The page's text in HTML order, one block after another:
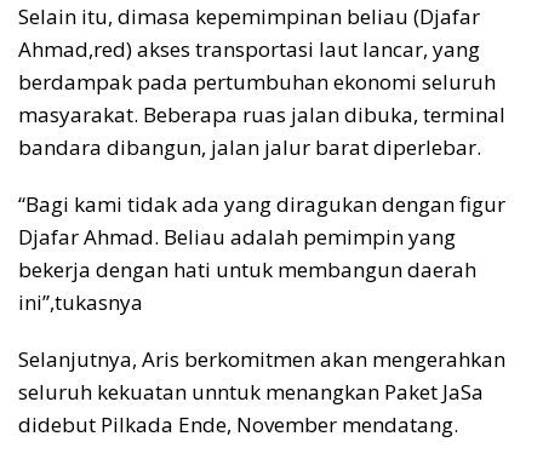
Selain itu, dimasa kepemimpinan beliau (Djafar
Ahmad,red) akses transportasi laut lancar, yang
berdampak pada pertumbuhan ekonomi seluruh
masyarakat. Beberapa ruas jalan dibuka, terminal
bandara dibangun, jalan jalur barat diperlebar.
“Bagi kami tidak ada yang diragukan dengan figur
Djafar Ahmad. Beliau adalah pemimpin yang
bekerja dengan hati untuk membangun daerah
ini”,tukasnya
Selanjutnya, Aris berkomitmen akan mengerahkan
seluruh kekuatan unntuk menangkan Paket JaSa
didebut Pilkada Ende, November mendatang.